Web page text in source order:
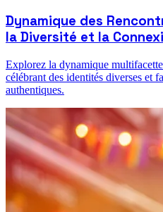
Dynamique des
la Diversité et la
Explorez la dynamique
célébrant des identités diverses et
authentiques.